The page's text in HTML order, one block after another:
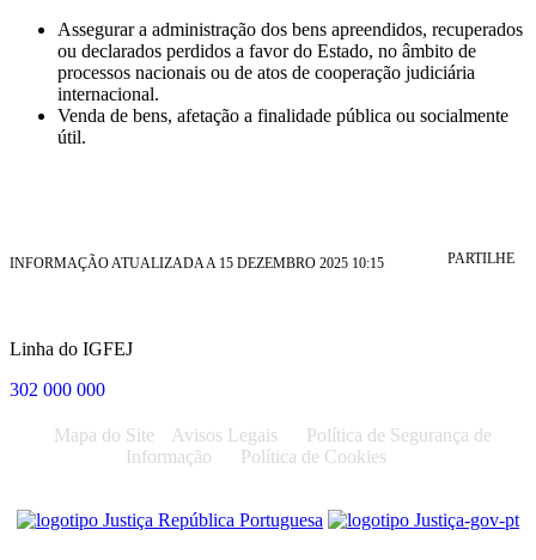
Assegurar a administração dos bens apreendidos, recuperados
ou declarados perdidos a favor do Estado, no âmbito de
processos nacionais ou de atos de cooperação judiciária
internacional.
Venda de bens, afetação a finalidade pública ou socialmente
útil.
INFORMAÇÃO ATUALIZADA A 15 DEZEMBRO 2025 10:15 PARTILHE
Linha do IGFEJ
302 000 000
Mapa do Site Avisos Legais
Política de Segurança de
Informação
Política de Cookies